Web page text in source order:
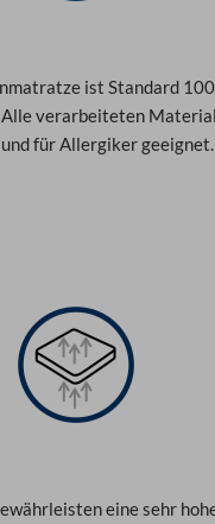
ist Standard
verarbeiteten
für Allergiker geeignet.
eine sehr